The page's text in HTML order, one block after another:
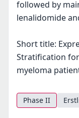
followed by
lenalidomide
Short title:
Stratification
myeloma
Phase II